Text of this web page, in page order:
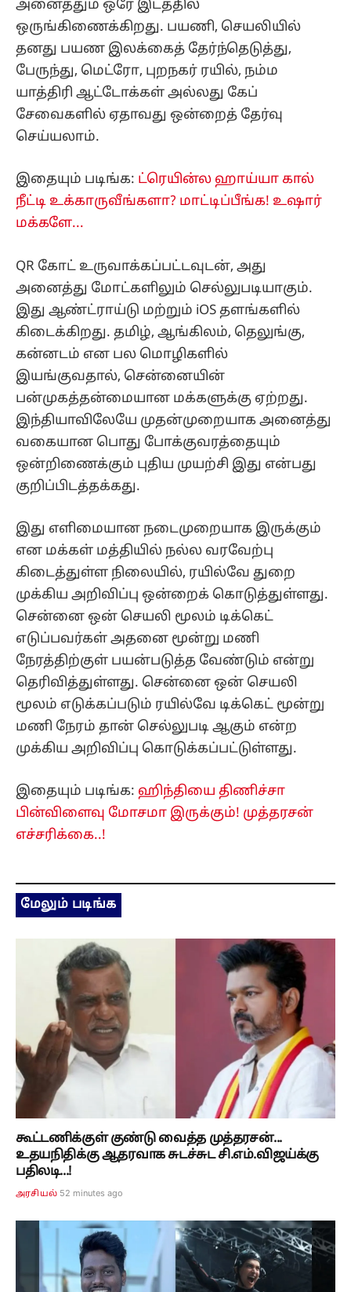
அனைத்தும் ஒரே இடத்தில்
ஒருங்கிணைக்கிறது. பயணி, செயலியில்
தனது பயண இலக்கைத் தேர்ந்தெடுத்து,
பேருந்து, மெட்ரோ, புறநகர் ரயில், நம்ம
யாத்திரி ஆட்டோக்கள் அல்லது கேப்
சேவைகளில் ஏதாவது ஒன்றைத் தேர்வு
செய்யலாம்.
இதையும் படிங்க: ட்ரெயின்ல ஹாய்யா கால்
நீட்டி உக்காருவீங்களா? மாட்டிப்பீங்க! உஷார்
மக்களே...
QR கோட் உருவாக்கப்பட்டவுடன், அது
அனைத்து மோட்களிலும் செல்லுபடியாகும்.
இது ஆண்ட்ராய்டு மற்றும் iOS தளங்களில்
கிடைக்கிறது. தமிழ், ஆங்கிலம், தெலுங்கு,
கன்னடம் என பல மொழிகளில்
இயங்குவதால், சென்னையின்
பன்முகத்தன்மையான மக்களுக்கு ஏற்றது.
இந்தியாவிலேயே முதன்முறையாக அனைத்து
வகையான பொது போக்குவரத்தையும்
ஒன்றிணைக்கும் புதிய முயற்சி இது என்பது
குறிப்பிடத்தக்கது.
இது எளிமையான நடைமுறையாக இருக்கும்
என மக்கள் மத்தியில் நல்ல வரவேற்பு
கிடைத்துள்ள நிலையில், ரயில்வே துறை
முக்கிய அறிவிப்பு ஒன்றைக் கொடுத்துள்ளது.
சென்னை ஒன் செயலி மூலம் டிக்கெட்
எடுப்பவர்கள் அதனை மூன்று மணி
நேரத்திற்குள் பயன்படுத்த வேண்டும் என்று
தெரிவித்துள்ளது. சென்னை ஒன் செயலி
மூலம் எடுக்கப்படும் ரயில்வே டிக்கெட் மூன்று
மணி நேரம் தான் செல்லுபடி ஆகும் என்ற
முக்கிய அறிவிப்பு கொடுக்கப்பட்டுள்ளது.
இதையும் படிங்க: ஹிந்தியை திணிச்சா
பின்விளைவு மோசமா இருக்கும்! முத்தரசன்
எச்சரிக்கை..!
மேலும் படிங்க
கூட்டணிக்குள் குண்டு வைத்த முத்தரசன்...
உதயநிதிக்கு ஆதரவாக சுடச்சுட சி.எம்.விஜய்க்கு
பதிலடி...!
அரசியல் 52 minutes ago